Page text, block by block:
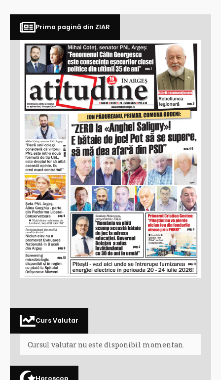
Prima pagină din ZIAR
Curs Valutar
Cursul valutar nu este disponibil momentan.